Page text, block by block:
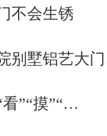
不会生锈
别墅铝艺大
”“摸”“…